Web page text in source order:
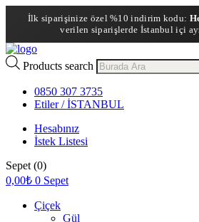
İlk siparişinize özel %10 indirim kodu:
verilen siparişlerde İstanbul içi
Products search
0850 307 3735
Etiler / İSTANBUL
Hesabınız
İstek Listesi
Sepet (0)
0,00₺ 0 Sepet
Çiçek
Gül